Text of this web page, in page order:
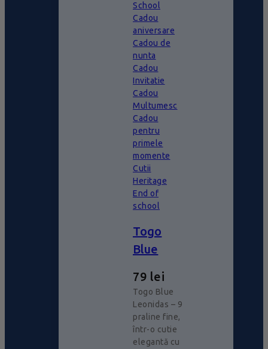
School
Cadou
aniversare
Cadou de
nunta
Cadou
Invitatie
Cadou
Multumesc
Cadou
pentru
primele
momente
Cutii
Heritage
End of
school
Togo
Blue
79 lei
Togo Blue
Leonidas – 9
praline fine,
într-o cutie
elegantă cu